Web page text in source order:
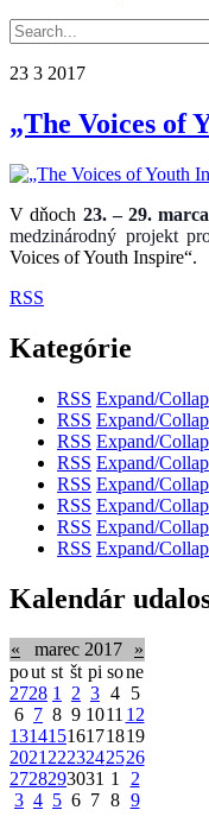
23 3 2017
„The Voices of
V dňoch 23. – 29.
medzinárodný projekt
Voices of Youth Inspire“.
RSS
Kategórie
RSS Expand/
RSS Expand/
RSS Expand/
RSS Expand/
RSS Expand/
RSS Expand/
RSS Expand/
RSS Expand/
Kalendár
« marec 2017
»
pout st št pi sone
2728 1 2 3 4
5
6 7 8 9 1011 12
13141516171819
20212223242526
2728293031 1 2
3 4 5 6 7 8 9